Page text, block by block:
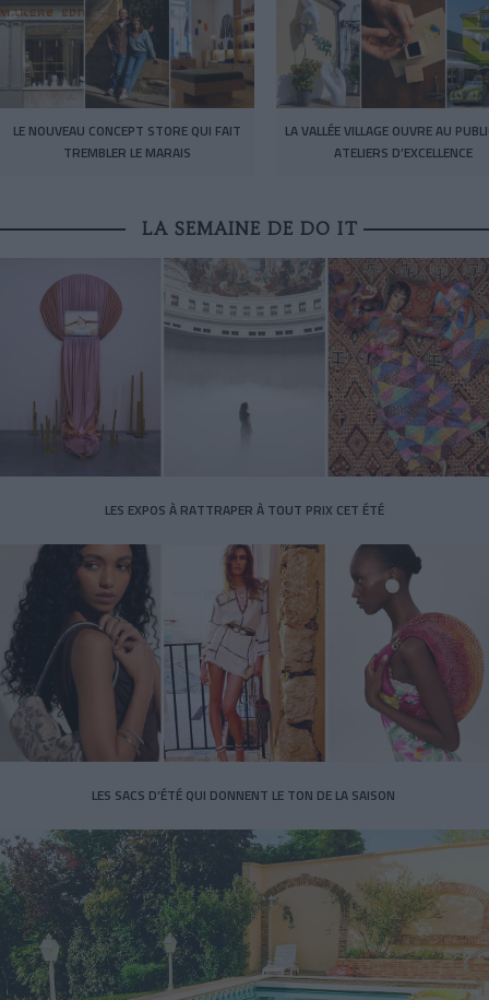
LE NOUVEAU CONCEPT STORE QUI FAIT
TREMBLER LE MARAIS
LA VALLÉE VILLAGE OUVRE AU
ATELIERS D’EXCELLENCE
LA SEMAINE DE DO IT
LES EXPOS À RATTRAPER À TOUT PRIX CET ÉTÉ
LES SACS D’ÉTÉ QUI DONNENT LE TON DE LA SAISON